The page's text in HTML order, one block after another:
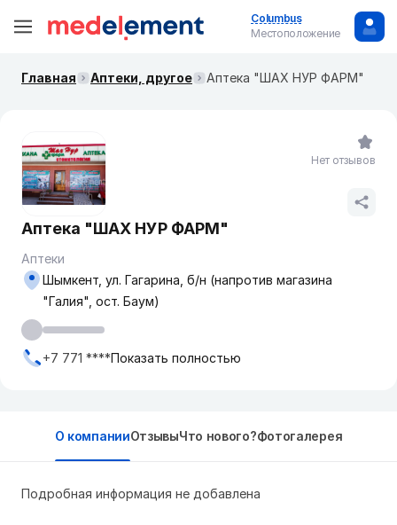
Columbus
Местоположение
Главная Аптеки, другое Аптека "ШАХ НУР ФАРМ"
Аптека "ШАХ НУР ФАРМ"
Аптеки
Шымкент, ул. Гагарина, б/н (напротив магазина
"Галия", ост. Баум)
+7 771 ****Показать полностью
Нет отзывов
О компанииОтзывыЧто нового?Фотогалерея
Подробная информация не добавлена